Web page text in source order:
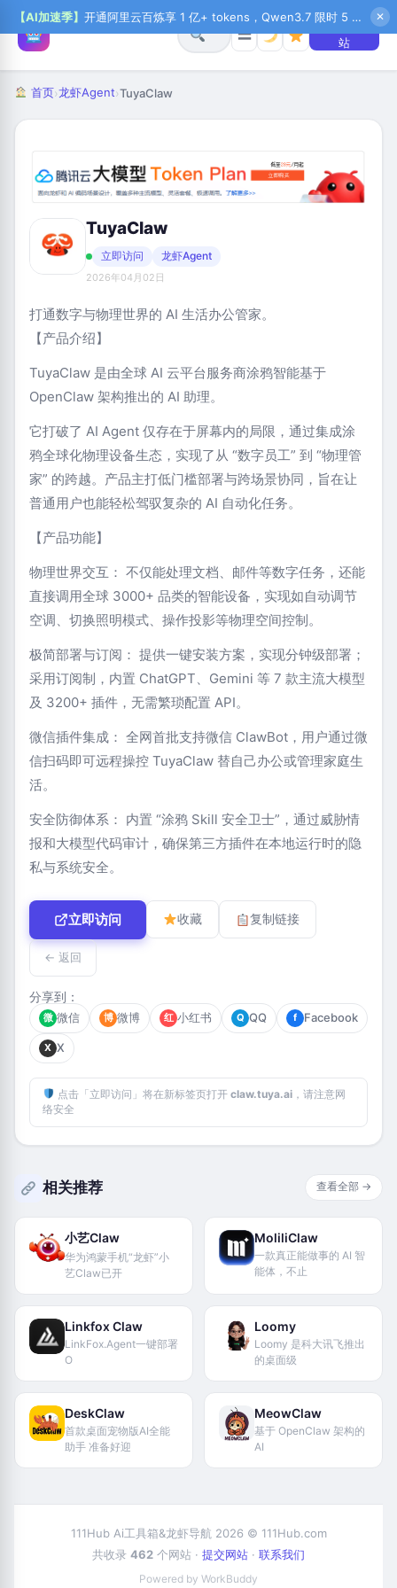
【AI加速季】 开通阿里云百炼享 1 亿+ tokens，Qwen3.7 限时 5 折起，秒悟新注送 1 万积分，加入 OPC 赢百万助力金，QoderWork CN 首月 0 元 ✕
☰
+ 提交网
站
首页›龙虾Agent›TuyaClaw
TuyaClaw
立即访问 龙虾Agent
2026年04月02日
打通数字与物理世界的 AI 生活办公管家。
【产品介绍】
TuyaClaw 是由全球 AI 云平台服务商涂鸦智能基于
OpenClaw 架构推出的 AI 助理。
它打破了 AI Agent 仅存在于屏幕内的局限，通过集成涂
鸦全球化物理设备生态，实现了从 “数字员工” 到 “物理管
家” 的跨越。产品主打低门槛部署与跨场景协同，旨在让
普通用户也能轻松驾驭复杂的 AI 自动化任务。
【产品功能】
物理世界交互： 不仅能处理文档、邮件等数字任务，还能
直接调用全球 3000+ 品类的智能设备，实现如自动调节
空调、切换照明模式、操作投影等物理空间控制。
极简部署与订阅： 提供一键安装方案，实现分钟级部署；
采用订阅制，内置 ChatGPT、Gemini 等 7 款主流大模型
及 3200+ 插件，无需繁琐配置 API。
微信插件集成： 全网首批支持微信 ClawBot，用户通过微
信扫码即可远程操控 TuyaClaw 替自己办公或管理家庭生
活。
安全防御体系： 内置 “涂鸦 Skill 安全卫士”，通过威胁情
报和大模型代码审计，确保第三方插件在本地运行时的隐
私与系统安全。
立即访问 收藏 复制链接
← 返回
分享到：
微 微信 博 微博 红 小红书 Q QQ f Facebook
X X
点击「立即访问」将在新标签页打开 claw.tuya.ai，请注意网
络安全
相关推荐 查看全部 →
小艺Claw
华为鸿蒙手机“龙虾”小
艺Claw已开
MoliliClaw
一款真正能做事的 AI 智
能体，不止
Linkfox Claw
LinkFox.Agent一键部署
O
Loomy
Loomy 是科大讯飞推出
的桌面级
DeskClaw
首款桌面宠物版AI全能
助手 准备好迎
MeowClaw
基于 OpenClaw 架构的
AI
111Hub Ai工具箱&龙虾导航 2026 © 111Hub.com
共收录 462 个网站 · 提交网站 · 联系我们
Powered by WorkBuddy